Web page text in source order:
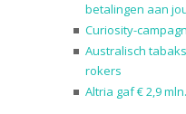
betalingen aan
Curiosity-
Australisch
rokers
Altria gaf € 2,9